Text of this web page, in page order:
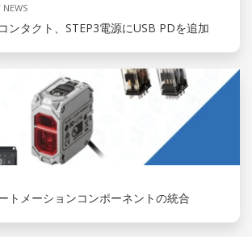
NEWS
ンタクト、STEP3電源にUSB PDを追加
トメーションコンポーネントの統合